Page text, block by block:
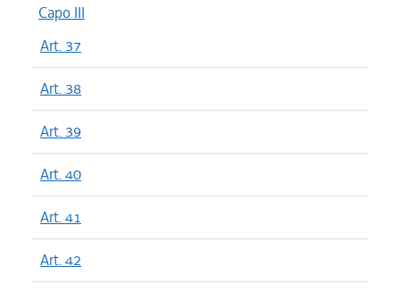
Capo III
Art. 37
Art. 38
Art. 39
Art. 40
Art. 41
Art. 42